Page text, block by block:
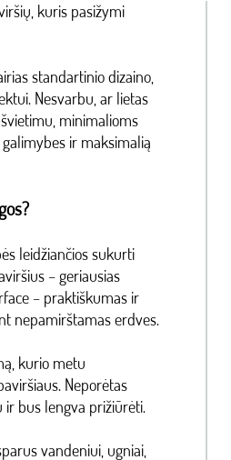
kuris pasižymi
standartinio dizaino,
Nesvarbu, ar lietas
minimalioms
ir maksimalią
leidžiančios sukurti
– geriausias
– praktiškumas ir
nepamirštamas erdves.
kurio metu
Neporėtas
ir bus lengva prižiūrėti.
vandeniui, ugniai,